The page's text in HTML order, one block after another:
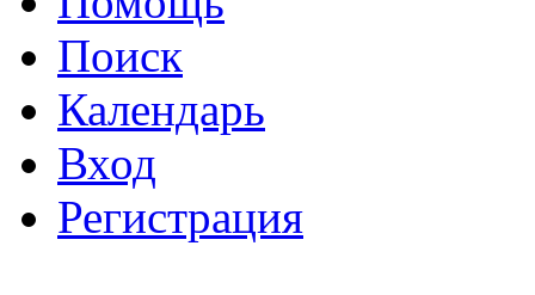
Поиск
Календарь
Вход
Регистрация